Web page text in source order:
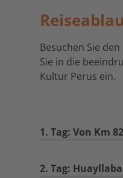
Besuchen Sie
Sie in die
Kultur Perus ein.
1. Tag: Von Km
2. Tag: